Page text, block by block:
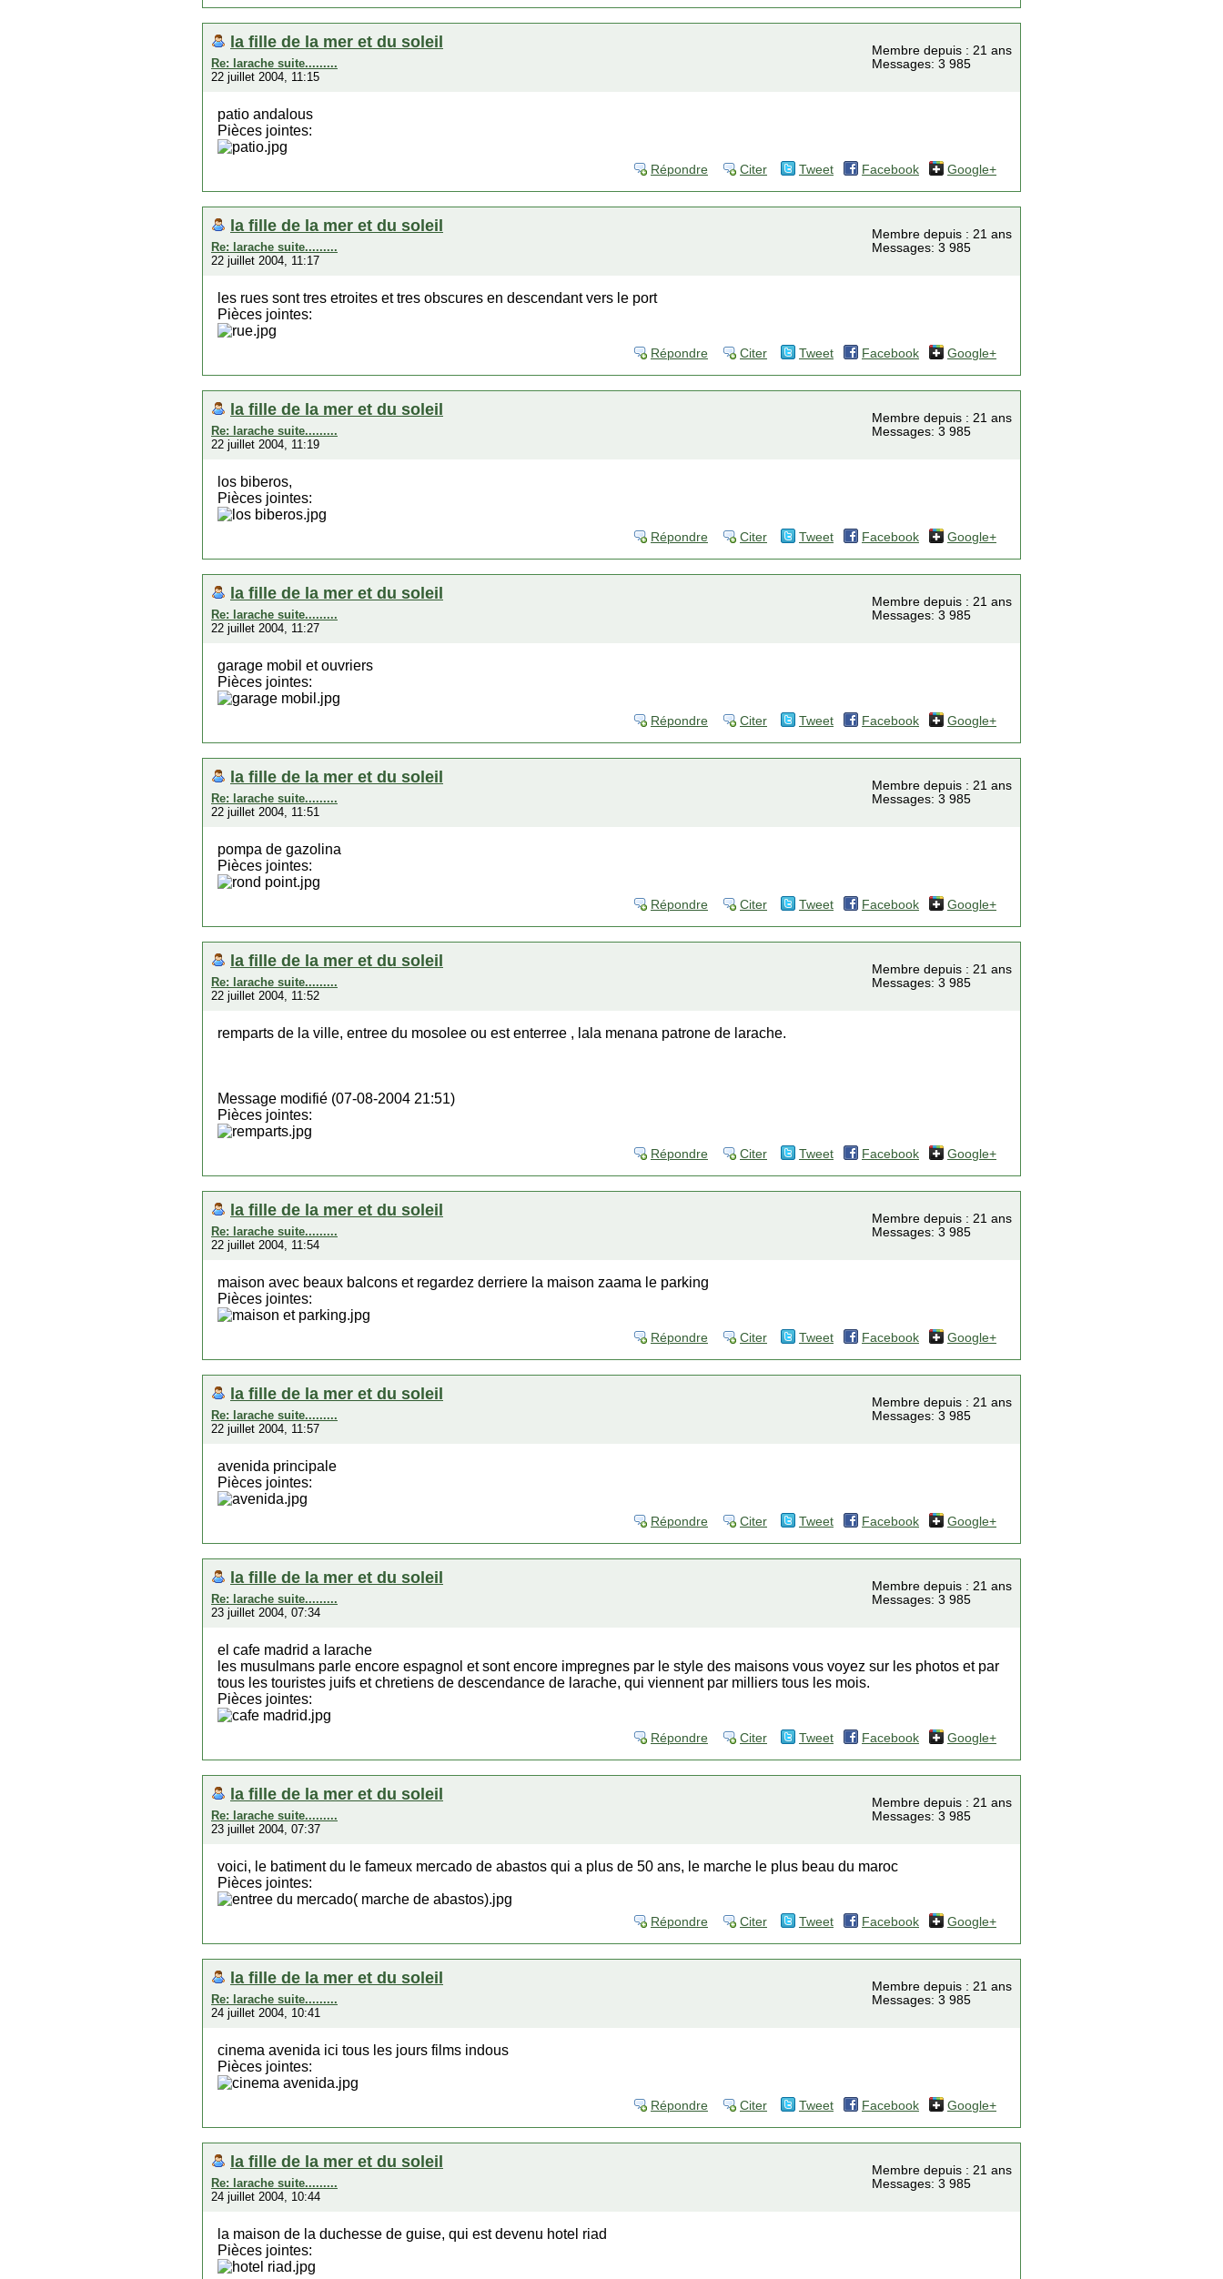
la fille de la mer et du soleil
Re: larache suite.........
22 juillet 2004, 11:15
Membre depuis : 21 ans
Messages: 3 985
patio andalous
Pièces jointes:
Répondre Citer Tweet Facebook Google+
la fille de la mer et du soleil
Re: larache suite.........
22 juillet 2004, 11:17
Membre depuis : 21 ans
Messages: 3 985
les rues sont tres etroites et tres obscures en descendant vers le port
Pièces jointes:
Répondre Citer Tweet Facebook Google+
la fille de la mer et du soleil
Re: larache suite.........
22 juillet 2004, 11:19
Membre depuis : 21 ans
Messages: 3 985
los biberos,
Pièces jointes:
Répondre Citer Tweet Facebook Google+
la fille de la mer et du soleil
Re: larache suite.........
22 juillet 2004, 11:27
Membre depuis : 21 ans
Messages: 3 985
garage mobil et ouvriers
Pièces jointes:
Répondre Citer Tweet Facebook Google+
la fille de la mer et du soleil
Re: larache suite.........
22 juillet 2004, 11:51
Membre depuis : 21 ans
Messages: 3 985
pompa de gazolina
Pièces jointes:
Répondre Citer Tweet Facebook Google+
la fille de la mer et du soleil
Re: larache suite.........
22 juillet 2004, 11:52
Membre depuis : 21 ans
Messages: 3 985
remparts de la ville, entree du mosolee ou est enterree , lala menana patrone de larache.
Message modifié (07-08-2004 21:51)
Pièces jointes:
Répondre Citer Tweet Facebook Google+
la fille de la mer et du soleil
Re: larache suite.........
22 juillet 2004, 11:54
Membre depuis : 21 ans
Messages: 3 985
maison avec beaux balcons et regardez derriere la maison zaama le parking
Pièces jointes:
Répondre Citer Tweet Facebook Google+
la fille de la mer et du soleil
Re: larache suite.........
22 juillet 2004, 11:57
Membre depuis : 21 ans
Messages: 3 985
avenida principale
Pièces jointes:
Répondre Citer Tweet Facebook Google+
la fille de la mer et du soleil
Re: larache suite.........
23 juillet 2004, 07:34
Membre depuis : 21 ans
Messages: 3 985
el cafe madrid a larache
les musulmans parle encore espagnol et sont encore impregnes par le style des maisons vous voyez sur les photos et par
tous les touristes juifs et chretiens de descendance de larache, qui viennent par milliers tous les mois.
Pièces jointes:
Répondre Citer Tweet Facebook Google+
la fille de la mer et du soleil
Re: larache suite.........
23 juillet 2004, 07:37
Membre depuis : 21 ans
Messages: 3 985
voici, le batiment du le fameux mercado de abastos qui a plus de 50 ans, le marche le plus beau du maroc
Pièces jointes:
Répondre Citer Tweet Facebook Google+
la fille de la mer et du soleil
Re: larache suite.........
24 juillet 2004, 10:41
Membre depuis : 21 ans
Messages: 3 985
cinema avenida ici tous les jours films indous
Pièces jointes:
Répondre Citer Tweet Facebook Google+
la fille de la mer et du soleil
Re: larache suite.........
24 juillet 2004, 10:44
Membre depuis : 21 ans
Messages: 3 985
la maison de la duchesse de guise, qui est devenu hotel riad
Pièces jointes: